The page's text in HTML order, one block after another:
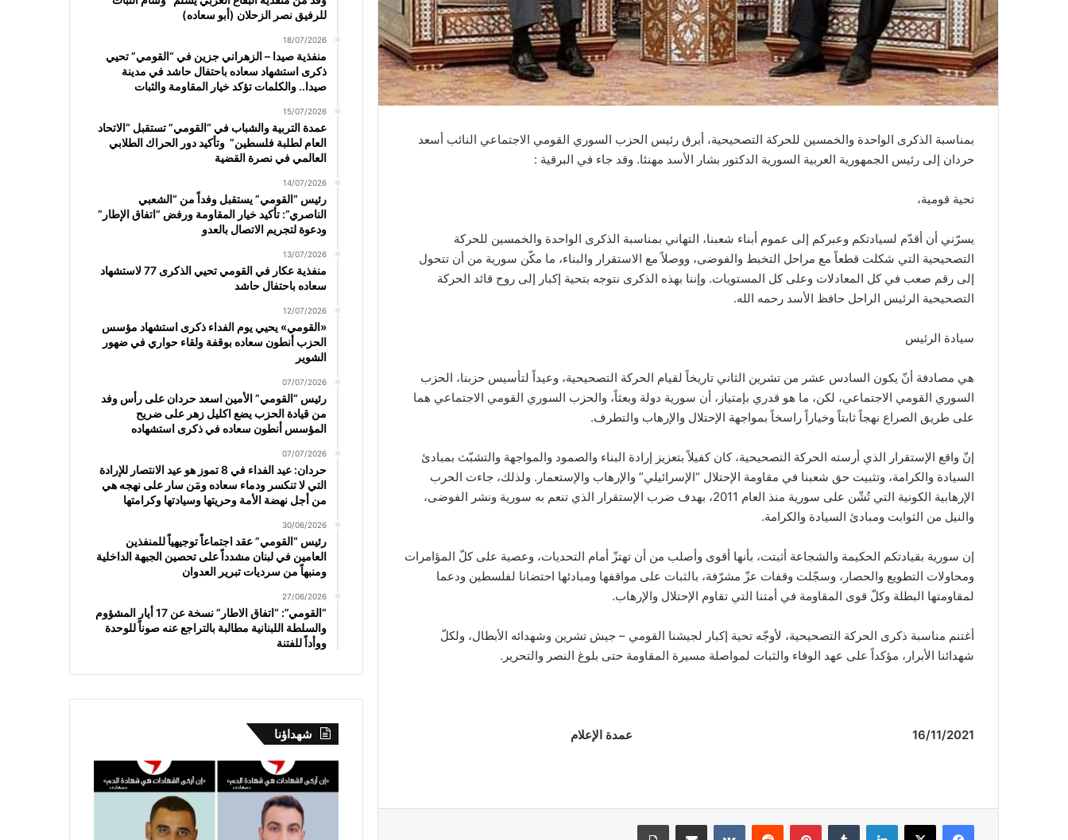
بمناسبة الذكرى الواحدة والخمسين للحركة التصحيحية، أبرق رئيس الحزب السوري القومي الاجتماعي النائب أسعد
حردان إلى رئيس الجمهورية العربية السورية الدكتور بشار الأسد مهنئا. وقد جاء في البرقية :
تحية قومية،
يسرّني أن أقدّم لسيادتكم وعبركم إلى عموم أبناء شعبنا، التهاني بمناسبة الذكرى الواحدة والخمسين للحركة
التصحيحية التي شكلت قطعاً مع مراحل التخبط والفوضى، ووصلاً مع الاستقرار والبناء، ما مكّن سورية من أن تتحول
إلى رقم صعب في كل المعادلات وعلى كل المستويات. وإننا بهذه الذكرى نتوجه بتحية إكبار إلى روح قائد الحركة
التصحيحية الرئيس الراحل حافظ الأسد رحمه الله.
سيادة الرئيس
هي مصادفة أنّ يكون السادس عشر من تشرين الثاني تاريخاً لقيام الحركة التصحيحية، وعيداً لتأسيس حزبنا، الحزب
السوري القومي الاجتماعي، لكن، ما هو قدري بإمتياز، أن سورية دولة وبعثاً، والحزب السوري القومي الاجتماعي هما
على طريق الصراع نهجاً ثابتاً وخياراً راسخاً بمواجهة الإحتلال والإرهاب والتطرف.
إنّ واقع الإستقرار الذي أرسته الحركة التصحيحية، كان كفيلاً بتعزيز إرادة البناء والصمود والمواجهة والتشبّث بمبادئ
السيادة والكرامة، وتثبيت حق شعبنا في مقاومة الإحتلال “الإسرائيلي” والإرهاب والإستعمار. ولذلك، جاءت الحرب
الإرهابية الكونية التي تُشّن على سورية منذ العام 2011، بهدف ضرب الإستقرار الذي تنعم به سورية ونشر الفوضى،
والنيل من الثوابت ومبادئ السيادة والكرامة.
إن سورية بقيادتكم الحكيمة والشجاعة أثبتت، بأنها أقوى وأصلب من أن تهتزّ أمام التحديات، وعصية على كلّ المؤامرات
ومحاولات التطويع والحصار، وسجّلت وقفات عزّ مشرّفة، بالثبات على مواقفها ومبادئها احتضانا لفلسطين ودعما
لمقاومتها البطلة وكلّ قوى المقاومة في أمتنا التي تقاوم الإحتلال والإرهاب.
أغتنم مناسبة ذكرى الحركة التصحيحية، لأوجّه تحية إكبار لجيشنا القومي – جيش تشرين وشهدائه الأبطال، ولكلّ
شهدائنا الأبرار، مؤكداً على عهد الوفاء والثبات لمواصلة مسيرة المقاومة حتى بلوغ النصر والتحرير.
16/11/2021 عمدة الإعلام
فيسبوك لينكدإن بينتيريست
للرفيق نصر الزحلان (أبو سعاده)
18/07/2026
منفذية صيدا – الزهراني جزين في “القومي” تحيي
ذكرى استشهاد سعاده باحتفال حاشد في مدينة
صيدا.. والكلمات تؤكد خيار المقاومة والثبات
15/07/2026
عمدة التربية والشباب في “القومي” تستقبل “الاتحاد
العام لطلبة فلسطين” وتأكيد دور الحراك الطلابي
العالمي في نصرة القضية
14/07/2026
رئيس “القومي” يستقبل وفداً من “الشعبي
الناصري”: تأكيد خيار المقاومة ورفض “اتفاق الإطار”
ودعوة لتجريم الاتصال بالعدو
13/07/2026
منفذية عكار في القومي تحيي الذكرى 77 لاستشهاد
سعاده باحتفال حاشد
12/07/2026
«القومي» يحيي يوم الفداء ذكرى استشهاد مؤسس
الحزب أنطون سعاده بوقفة ولقاء حواري في ضهور
الشوير
07/07/2026
رئيس “القومي” الأمين اسعد حردان على رأس وفد
من قيادة الحزب يضع اكليل زهر على ضريح
المؤسس أنطون سعاده في ذكرى استشهاده
07/07/2026
حردان: عيد الفداء في 8 تموز هو عيد الانتصار للإرادة
التي لا تنكسر ودماء سعاده ومَن سار على نهجه هي
من أجل نهضة الأمة وحريتها وسيادتها وكرامتها
30/06/2026
رئيس “القومي” عقد اجتماعاً توجيهياً للمنفذين
العامين في لبنان مشدداً على تحصين الجبهة الداخلية
ومنبهاً من سرديات تبرير العدوان
27/06/2026
“القومي”: “اتفاق الاطار” نسخة عن 17 أيار المشؤوم
والسلطة اللبنانية مطالبة بالتراجع عنه صوناً للوحدة
ووأداً للفتنة
شهداؤنا